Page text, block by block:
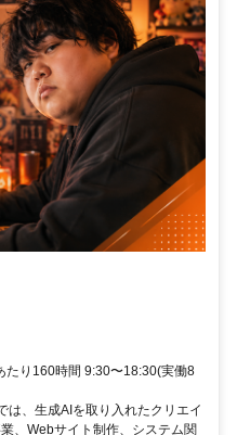
たり160時間 9:30〜18:30(実働8
は、生成AIを取り入れたクリエイ
、Webサイト制作、システム関